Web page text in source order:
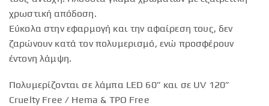
χρωστική απόδοση.
Εύκολα στην εφαρμογή και την αφαίρεση τους, δεν
ζαρώνουν κατά τον πολυμερισμό, ενώ προσφέρουν
έντονη λάμψη.
Πολυμερίζονται σε λάμπα LED 60” και σε UV 120”
Cruelty Free / Hema & TPO Free